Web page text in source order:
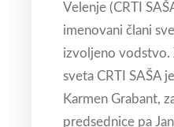
Velenje (CRTI
imenovani člani
izvoljeno vodstvo.
sveta CRTI SAŠA
Karmen Grabant,
predsednice pa